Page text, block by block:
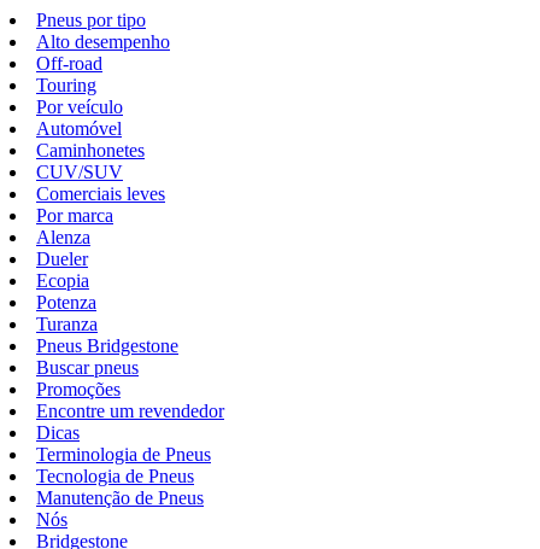
Pneus por tipo
Alto desempenho
Off-road
Touring
Por veículo
Automóvel
Caminhonetes
CUV/SUV
Comerciais leves
Por marca
Alenza
Dueler
Ecopia
Potenza
Turanza
Pneus Bridgestone
Buscar pneus
Promoções
Encontre um revendedor
Dicas
Terminologia de Pneus
Tecnologia de Pneus
Manutenção de Pneus
Nós
Bridgestone